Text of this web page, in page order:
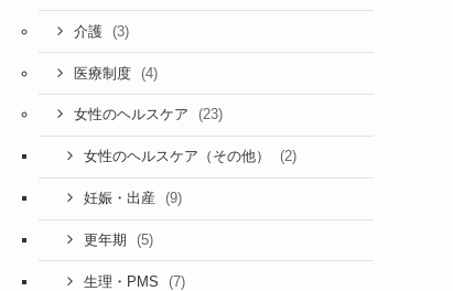
介護 (3)
医療制度 (4)
女性のヘルスケア (23)
女性のヘルスケア（その他） (2)
妊娠・出産 (9)
更年期 (5)
生理・PMS (7)